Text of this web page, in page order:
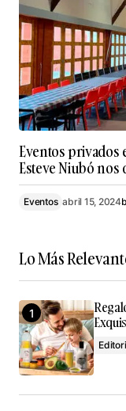
Eventos
Esteve Niubó nos
Eventos abril 15, 2024
Lo Más